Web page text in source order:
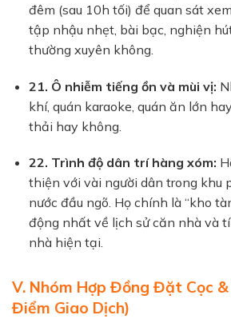
đêm (sau 10h tối) để quan sát
tập nhậu nhẹt, bài bạc, nghiện
thường xuyên không.
21. Ô nhiễm tiếng ồn và mùi vị:
khí, quán karaoke, quán ăn lớn
thải hay không.
22. Trình độ dân trí hàng xóm:
thiện với vài người dân trong khu
nước đầu ngõ. Họ chính là “kho
động nhất về lịch sử căn nhà và
nhà hiện tại.
V. Nhóm Hợp Đồng Đặt Cọc
Điểm Giao Dịch)